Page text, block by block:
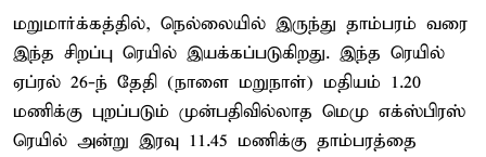
மறுமார்க்கத்தில், நெல்லையில் இருந்து தாம்பரம் வரை
இந்த சிறப்பு ரெயில் இயக்கப்படுகிறது. இந்த ரெயில்
ஏப்ரல் 26-ந் தேதி (நாளை மறுநாள்) மதியம் 1.20
மணிக்கு புறப்படும் முன்பதிவில்லாத மெமு எக்ஸ்பிரஸ்
ரெயில் அன்று இரவு 11.45 மணிக்கு தாம்பரத்தை